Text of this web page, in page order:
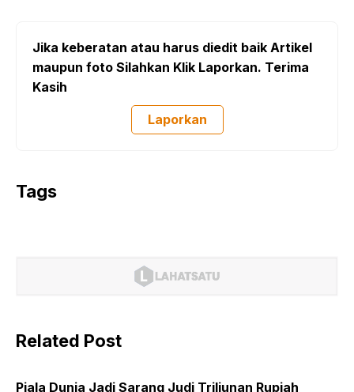
Jika keberatan atau harus diedit baik Artikel
maupun foto Silahkan Klik Laporkan. Terima
Kasih
Laporkan
Tags
Related Post
Piala Dunia Jadi Sarang Judi Triliunan Rupiah